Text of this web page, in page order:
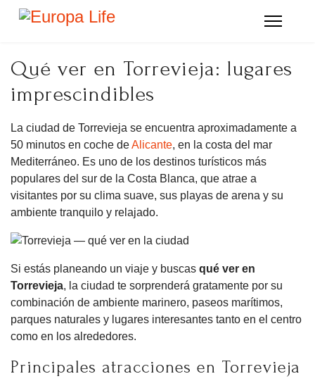
Qué ver en Torrevieja: lugares
imprescindibles
La ciudad de Torrevieja se encuentra aproximadamente a
50 minutos en coche deAlicante, en la costa del mar
Mediterráneo. Es uno de los destinos turísticos más
populares del sur de la Costa Blanca, que atrae a
visitantes por su clima suave, sus playas de arena y su
ambiente tranquilo y relajado.
Si estás planeando un viaje y buscas qué ver en
Torrevieja, la ciudad te sorprenderá gratamente por su
combinación de ambiente marinero, paseos marítimos,
parques naturales y lugares interesantes tanto en el centro
como en los alrededores.
Principales atracciones en Torrevieja